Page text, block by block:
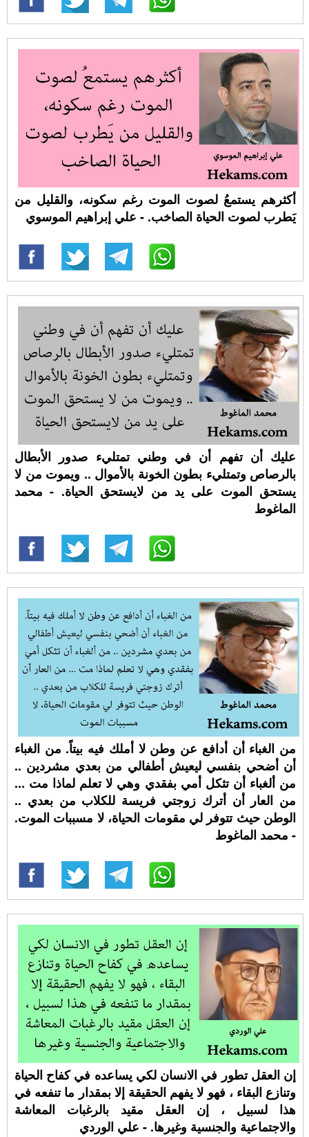
أكثرهم يستمعُ لصوت الموت رغم سكونه، والقليل من
يَطرب لصوت الحياة الصاخب. - علي إبراهيم الموسوي
عليك أن تفهم أن في وطني تمتليء صدور الأبطال
بالرصاص وتمتليء بطون الخونة بالأموال .. ويموت من لا
يستحق الموت على يد من لايستحق الحياة. - محمد
الماغوط
من الغباء أن أدافع عن وطن لا أملك فيه بيتاً. من الغباء
أن أضحي بنفسي ليعيش أطفالي من بعدي مشردين ..
من ألغباء أن تثكل أمي بفقدي وهي لا تعلم لماذا مت ...
من العار أن أترك زوجتي فريسة للكلاب من بعدي ..
الوطن حيث تتوفر لي مقومات الحياة، لا مسببات الموت.
- محمد الماغوط
إن العقل تطور في الانسان لكي يساعده في كفاح الحياة
وتنازع البقاء ، فهو لا يفهم الحقيقة إلا بمقدار ما تنفعه في
هذا لسبيل ، إن العقل مقيد بالرغبات المعاشة
والاجتماعية والجنسية وغيرها. - علي الوردي